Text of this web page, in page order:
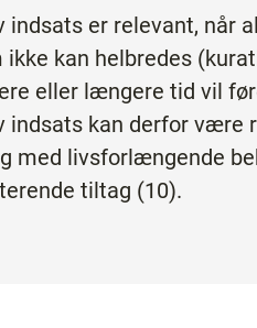
indsats er relevant, når
ikke kan helbredes
eller længere tid vil
indsats kan derfor være
med livsforlængende
tiltag (10).